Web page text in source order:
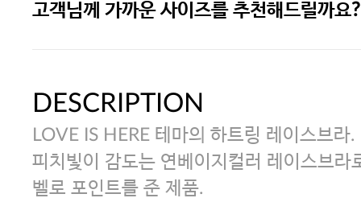
[썸머블프] 1만원 할인 쿠폰(8.1~31)
고객님께 가까운 사이즈를 추천해드릴까요?
DESCRIPTION
LOVE IS HERE 테마의 하트링 레이스브라.
피치빛이 감도는 연베이지컬러 레이스브라
벨로 포인트를 준 제품.